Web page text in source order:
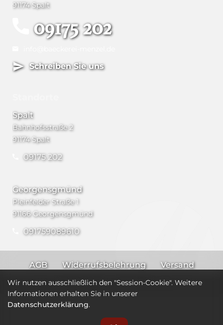
91174 Spalt
09175 202
Schreiben Sie uns
Spalt
Bahnhofsstraße 2
91174 Spalt
09175 202
Georgensgmünd
Pleinfelder Straße 1
91166 Georgensgmünd
091759089610
AGB Widerrufsbelehrung
Versand
Impressum
Datenschutz
Wir nutzen ausschließlich den "Session-Cookie". Weitere
Informationen erhalten Sie in unserer
Datenschutzerklärung.